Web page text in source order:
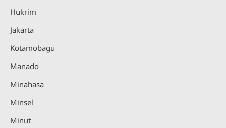
Hukrim
Jakarta
Kotamobagu
Manado
Minahasa
Minsel
Minut